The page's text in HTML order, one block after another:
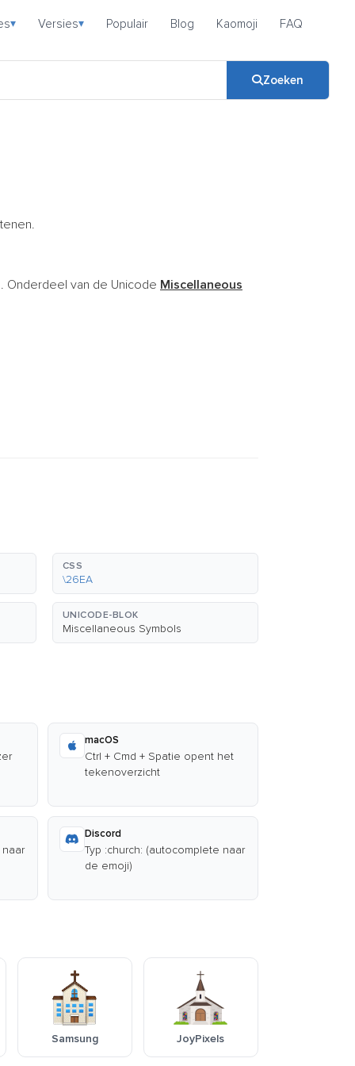
▾ Versies▾ Populair Blog Kaomoji FAQ
Zoeken
Onderdeel van de Unicode Miscellaneous
CSS
\26EA
UNICODE-BLOK
Miscellaneous Symbols
macOS
Ctrl + Cmd + Spatie opent het
tekenoverzicht
Discord
Typ :church: (autocomplete naar
de emoji)
Samsung JoyPixels